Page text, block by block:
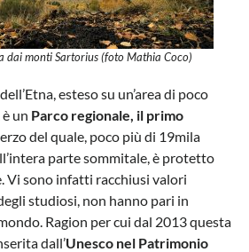
dai monti Sartorius (foto Mathia Coco)
esteso su un’area di poco
un Parco regionale, il primo
del quale, poco più di 19mila
parte sommitale, è protetto
Vi sono infatti racchiusi valori
studiosi, non hanno pari in
Ragion per cui dal 2013 questa
dall’Unesco nel Patrimonio